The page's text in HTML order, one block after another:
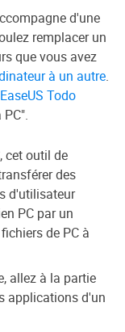
d'une
remplacer un
que vous avez
à un autre.
EaseUS Todo
cet outil de
des
d'utilisateur
PC par un
de PC à
allez à la partie
applications d'un